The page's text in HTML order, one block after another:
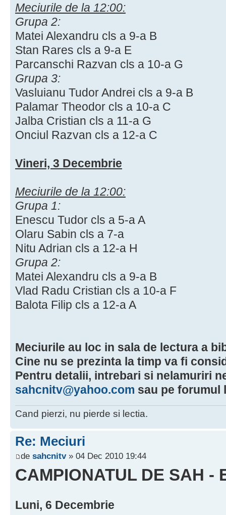
Meciurile de la 12:00:
Grupa 2:
Matei Alexandru cls a 9-a B
Stan Rares cls a 9-a E
Parcanschi Razvan cls a 10-a G
Grupa 3:
Vasluianu Tudor Andrei cls a 9-a B
Palamar Theodor cls a 10-a C
Jalba Cristian cls a 11-a G
Onciul Razvan cls a 12-a C
Vineri, 3 Decembrie
Meciurile de la 12:00:
Grupa 1:
Enescu Tudor cls a 5-a A
Olaru Sabin cls a 7-a
Nitu Adrian cls a 12-a H
Grupa 2:
Matei Alexandru cls a 9-a B
Vlad Radu Cristian cls a 10-a F
Balota Filip cls a 12-a A
Meciurile au loc in sala de lectura a
Cine nu se prezinta la timp va fi
Pentru detalii, intrebari si nelamuriri
sahcnitv@yahoo.com sau pe forumul
Cand pierzi, nu pierde si lectia.
Re: Meciuri
de sahcnitv» 04 Dec 2010 19:44
CAMPIONATUL DE SAH -
Luni, 6 Decembrie